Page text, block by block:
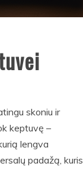
skoniu ir
keptuvę –
lengva
padažą, kuris